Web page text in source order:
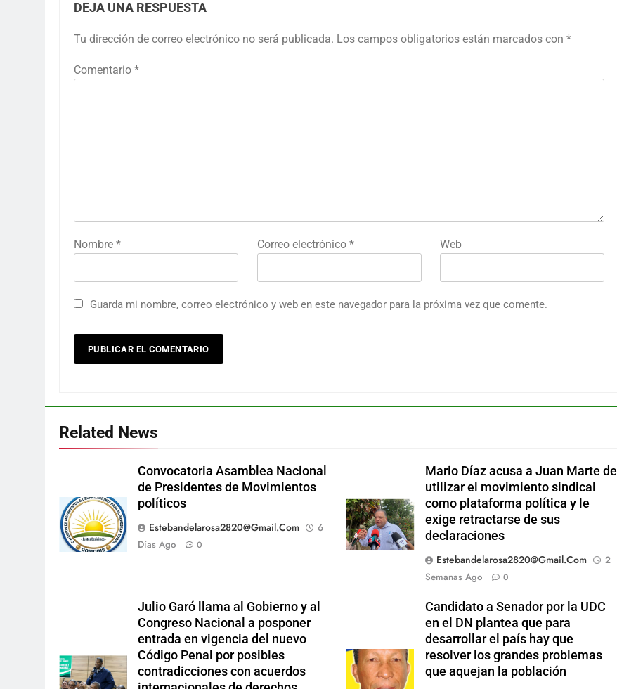
DEJA UNA RESPUESTA
Tu dirección de correo electrónico no será publicada. Los campos obligatorios están marcados con *
Comentario *
Nombre * Correo electrónico * Web
Guarda mi nombre, correo electrónico y web en este navegador para la próxima vez que comente.
Related News
Convocatoria Asamblea Nacional
de Presidentes de Movimientos
políticos
Estebandelarosa2820@gmail.com
6
Días Ago
0
Mario Díaz acusa a Juan Marte de
utilizar el movimiento sindical
como plataforma política y le
exige retractarse de sus
declaraciones
Estebandelarosa2820@gmail.com
2
Semanas Ago
0
Julio Garó llama al Gobierno y al
Congreso Nacional a posponer
entrada en vigencia del nuevo
Código Penal por posibles
contradicciones con acuerdos
Candidato a Senador por la UDC
en el DN plantea que para
desarrollar el país hay que
resolver los grandes problemas
que aquejan la población